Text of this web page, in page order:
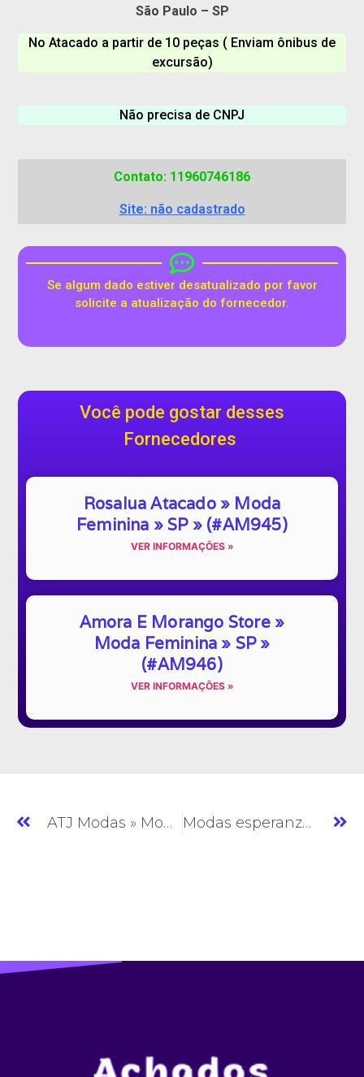
São Paulo – SP
No Atacado a partir de 10 peças ( Enviam ônibus de
excursão)
Não precisa de CNPJ
Contato: 11960746186
Site: não cadastrado
Se algum dado estiver desatualizado por favor
solicite a atualização do fornecedor.
Você pode gostar desses
Fornecedores
Rosalua Atacado » Moda
Feminina » SP » (#AM945)
VER INFORMAÇÕES »
Amora E Morango Store »
Moda Feminina » SP »
(#AM946)
VER INFORMAÇÕES »
ATJ Modas » Moda Feminina » SP » (#AM784) Modas esperanza » Moda Feminina » SP » (#AM786)